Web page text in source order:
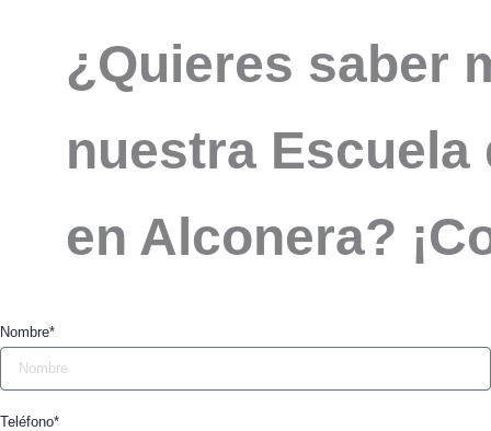
¿Quieres saber
nuestra
en Alconera?
Nombre*
Teléfono*